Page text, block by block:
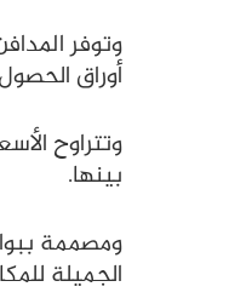
وتوفر
أوراق
بينها.
ومصممة
الجميلة